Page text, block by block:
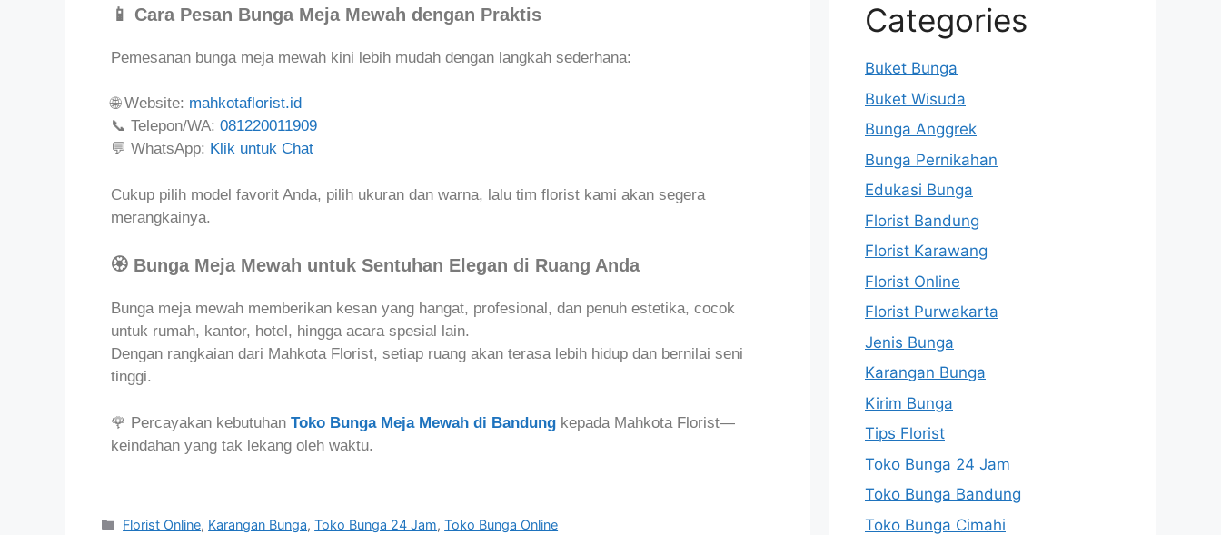
📱 Cara Pesan Bunga Meja Mewah dengan Praktis
Pemesanan bunga meja mewah kini lebih mudah dengan langkah sederhana:
🌐 Website: mahkotaflorist.id
📞 Telepon/WA: 081220011909
💬 WhatsApp: Klik untuk Chat
Cukup pilih model favorit Anda, pilih ukuran dan warna, lalu tim florist kami akan segera
merangkainya.
🏵️ Bunga Meja Mewah untuk Sentuhan Elegan di Ruang Anda
Bunga meja mewah memberikan kesan yang hangat, profesional, dan penuh estetika, cocok
untuk rumah, kantor, hotel, hingga acara spesial lain.
Dengan rangkaian dari Mahkota Florist, setiap ruang akan terasa lebih hidup dan bernilai seni
tinggi.
🌹 Percayakan kebutuhan Toko Bunga Meja Mewah di Bandung kepada Mahkota Florist—
keindahan yang tak lekang oleh waktu.
Florist Online, Karangan Bunga,Toko Bunga 24 Jam,Toko Bunga Online
Categories
Buket Bunga
Buket Wisuda
Bunga Anggrek
Bunga Pernikahan
Edukasi Bunga
Florist Bandung
Florist Karawang
Florist Online
Florist Purwakarta
Jenis Bunga
Karangan Bunga
Kirim Bunga
Tips Florist
Toko Bunga 24 Jam
Toko Bunga Bandung
Toko Bunga Cimahi